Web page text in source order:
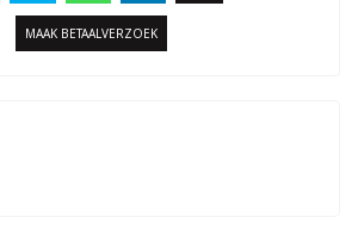
MAAK BETAALVERZOEK